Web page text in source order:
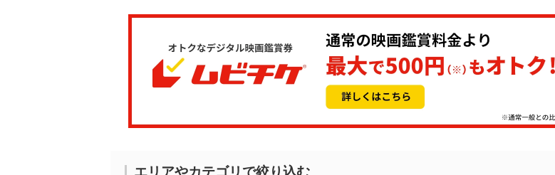
エリアやカテゴリで絞り込む